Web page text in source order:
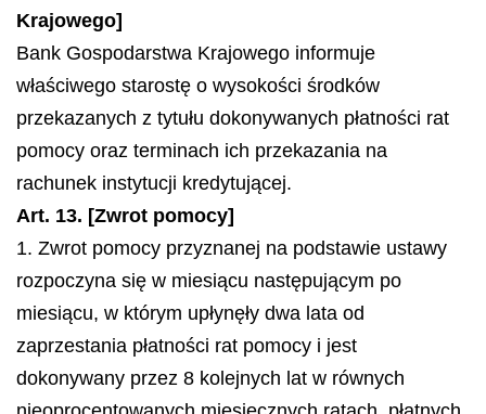
Krajowego]
Bank Gospodarstwa Krajowego informuje
właściwego starostę o wysokości środków
przekazanych z tytułu dokonywanych płatności rat
pomocy oraz terminach ich przekazania na
rachunek instytucji kredytującej.
Art. 13. [Zwrot pomocy]
1. Zwrot pomocy przyznanej na podstawie ustawy
rozpoczyna się w miesiącu następującym po
miesiącu, w którym upłynęły dwa lata od
zaprzestania płatności rat pomocy i jest
dokonywany przez 8 kolejnych lat w równych